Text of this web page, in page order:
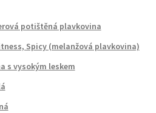
potištěná plavkovina
Spicy (melanžová plavkovina)
s vysokým leskem